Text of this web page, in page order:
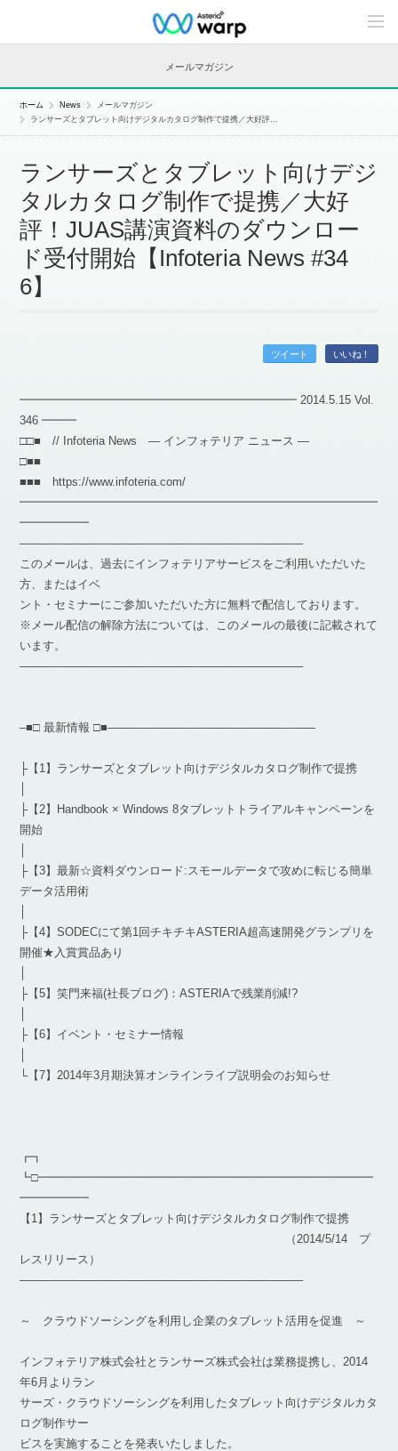
C
n
n
メールマガジン
ホーム News
メールマガジン
ランサーズとタブレット向けデジタルカタログ制作で提携／大好評...
ランサーズとタブレット向けデジ
タルカタログ制作で提携／大好
評！JUAS講演資料のダウンロー
ド受付開始【Infoteria News #34
6】
ツイート いいね！
━━━━━━━━━━━━━━━━━━━━━━━━ 2014.5.15 Vol.
346 ━━━
□□■ // Infoteria News — インフォテリア ニュース —
□■■
■■■ https://www.infoteria.com/
━━━━━━━━━━━━━━━━━━━━━━━━━━━━━━━
━━━━━━
————————————————————————–
このメールは、過去にインフォテリアサービスをご利用いただいた
方、またはイベ
ント・セミナーにご参加いただいた方に無料で配信しております。
※メール配信の解除方法については、このメールの最後に記載されて
います。
————————————————————————–
–■□ 最新情報 □■——————————————————
├【1】ランサーズとタブレット向けデジタルカタログ制作で提携
├【2】Handbook × Windows 8タブレットトライアルキャンペーンを
開始
├【3】最新☆資料ダウンロード:スモールデータで攻めに転じる簡単
データ活用術
├【4】SODECにて第1回チキチキASTERIA超高速開発グランプリを
開催★入賞賞品あり
├【5】笑門来福(社長ブログ)：ASTERIAで残業削減!?
├【6】イベント・セミナー情報
└【7】2014年3月期決算オンラインライブ説明会のお知らせ
┏┓
┗□━━━━━━━━━━━━━━━━━━━━━━━━━━━━━
━━━━━━
【1】ランサーズとタブレット向けデジタルカタログ制作で提携
（2014/5/14 プ
レスリリース）
————————————————————————–
～ クラウドソーシングを利用し企業のタブレット活用を促進 ～
インフォテリア株式会社とランサーズ株式会社は業務提携し、2014
年6月よりラン
サーズ・クラウドソーシングを利用したタブレット向けデジタルカタ
ログ制作サー
ビスを実施することを発表いたしました。